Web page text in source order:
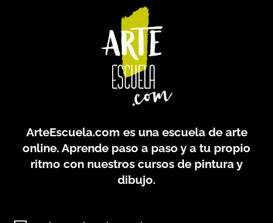
ArteEscuela.com es una escuela de arte
online. Aprende paso a paso y a tu propio
ritmo con nuestros cursos de pintura y
dibujo.